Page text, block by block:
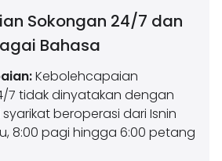
Sokongan 24/7 dan
Bahasa
Kebolehcapaian
7 tidak dinyatakan dengan
beroperasi dari Isnin
8:00 pagi hingga 6:00 petang